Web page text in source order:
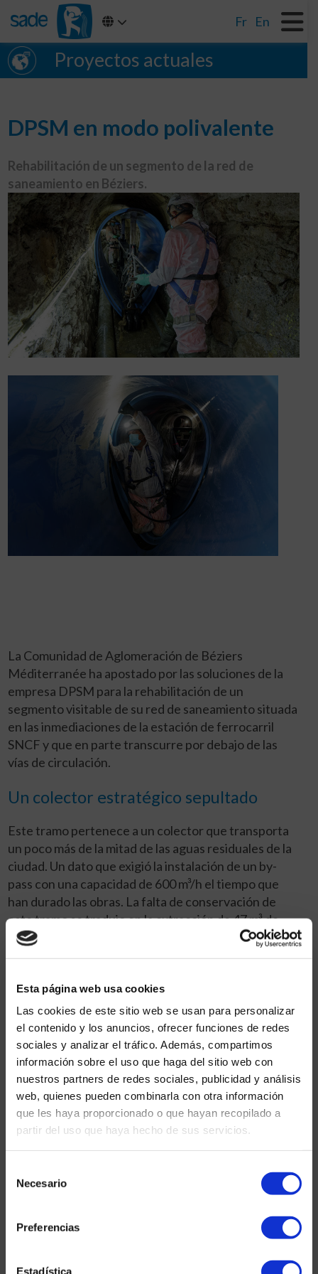
Esta página web usa cookies
Las cookies de este sitio web se usan para personalizar
el contenido y los anuncios, ofrecer funciones de redes
sociales y analizar el tráfico. Además, compartimos
información sobre el uso que haga del sitio web con
nuestros partners de redes sociales, publicidad y análisis
web, quienes pueden combinarla con otra información
que les haya proporcionado o que hayan recopilado a
partir del uso que haya hecho de sus servicios.
Necesario
Preferencias
Estadística
Fr En
Proyectos actuales
DPSM en modo polivalente
Rehabilitación de un segmento de la red de
saneamiento en Béziers.
La Comunidad de Aglomeración de Béziers
Méditerranée ha apostado por las soluciones de la
empresa DPSM para la rehabilitación de un
segmento visitable de su red de saneamiento situada
en las inmediaciones de la estación de ferrocarril
SNCF y que en parte transcurre por debajo de las
vías de circulación.
Un colector estratégico sepultado
Este tramo pertenece a un colector que transporta
un poco más de la mitad de las aguas residuales de la
ciudad. Un dato que exigió la instalación de un by-
pass con una capacidad de 600 m³/h el tiempo que
han durado las obras. La falta de conservación de
este tramo se tradujo en la extracción de 47 m³ de
escombros y otros desechos por parte de los equipos
de DPSM, un requisito previo a las operaciones de
Dos fases
Los 150 m por rehabilitar tienen 2 m de alto y 1 m de
ancho, aunque su constitución es ligeramente
distinta: 100 m son un ovoide de hormigón colado in
situ y los 50 m restantes son una U invertida de
piedras de cantería por debajo de las vías férreas.
Unos tramos que, a excepción de las inyecciones de
encoladura, exigieron tratamientos diferenciados.
Unas inyecciones de encoladura en
Después de limpiar los escombros, los 150 m por
rehabilitar recibieron inyecciones de encoladura,